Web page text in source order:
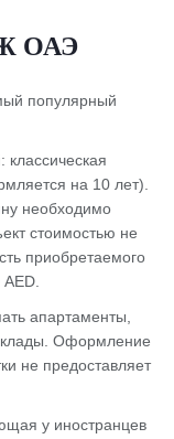
ОАЭ
популярный
классическая
на 10 лет).
необходимо
стоимостью не
приобретаемого
апартаменты,
Оформление
не предоставляет
у иностранцев